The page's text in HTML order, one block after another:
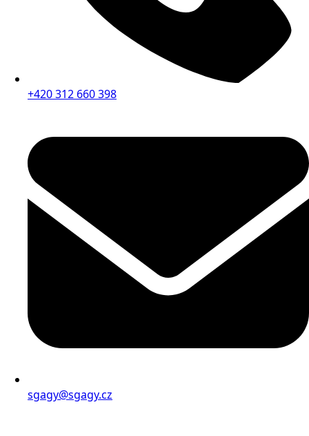
+420 312 660 398
sgagy@sgagy.cz